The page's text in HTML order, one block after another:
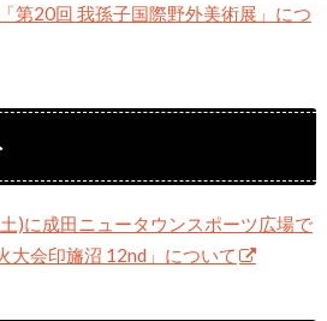
第20回 我孫子国際野外美術展」につ
)に成田ニュータウンスポーツ広場で
大会印旛沼 12nd」について